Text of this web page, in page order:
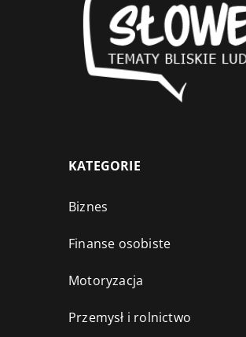
KATEGORIE
Biznes
Finanse osobiste
Motoryzacja
Przemysł i rolnictwo